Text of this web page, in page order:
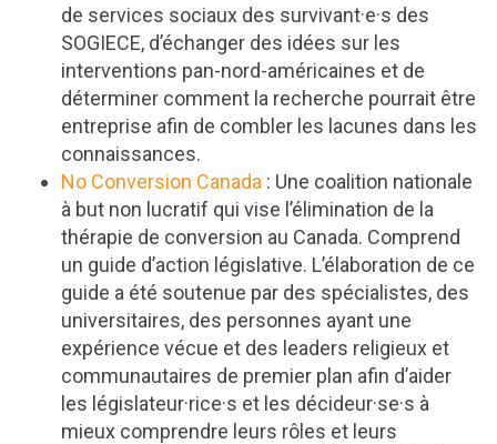
de services sociaux des survivant·e·s des
SOGIECE, d’échanger des idées sur les
interventions pan-nord-américaines et de
déterminer comment la recherche pourrait être
entreprise afin de combler les lacunes dans les
connaissances.
No Conversion Canada : Une coalition nationale
à but non lucratif qui vise l’élimination de la
thérapie de conversion au Canada. Comprend
un guide d’action législative. L’élaboration de ce
guide a été soutenue par des spécialistes, des
universitaires, des personnes ayant une
expérience vécue et des leaders religieux et
communautaires de premier plan afin d’aider
les législateur·rice·s et les décideur·se·s à
mieux comprendre leurs rôles et leurs